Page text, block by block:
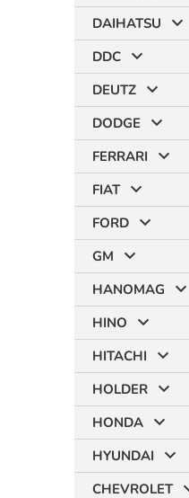
DAIHATSU
DDC
DEUTZ
DODGE
FERRARI
FIAT
FORD
GM
HANOMAG
HINO
HITACHI
HOLDER
HONDA
HYUNDAI
CHEVROLET